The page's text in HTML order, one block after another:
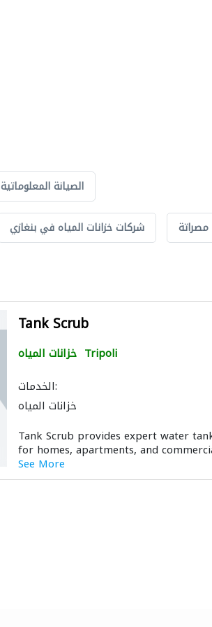
الصيانة المعلوماتية
شركات خزانات المياه في بنغازي
Tank Scrub
خزانات المياه Tripoli
الخدمات:
خزانات المياه
Tank Scrub provides expert water
for homes, apartments, and
See More